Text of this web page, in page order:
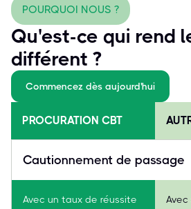
POURQUOI NOUS ?
Qu'est-ce qui rend
différent ?
Commencez dès aujourd'hui
PROCURATION CBT
Cautionnement de passage
Avec un taux de réussite Avec